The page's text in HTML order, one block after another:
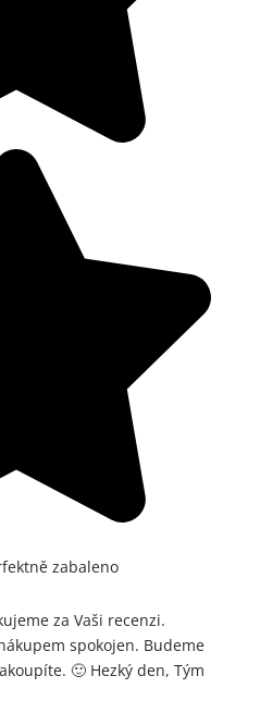
zabaleno
za Vaši recenzi.
spokojen. Budeme
🙂 Hezký den, Tým